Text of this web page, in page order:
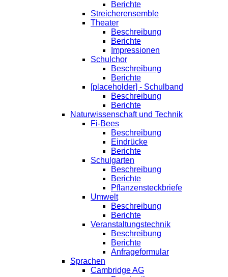
Berichte
Streicherensemble
Theater
Beschreibung
Berichte
Impressionen
Schulchor
Beschreibung
Berichte
[placeholder] - Schulband
Beschreibung
Berichte
Naturwissenschaft und Technik
Fi-Bees
Beschreibung
Eindrücke
Berichte
Schulgarten
Beschreibung
Berichte
Pflanzensteckbriefe
Umwelt
Beschreibung
Berichte
Veranstaltungstechnik
Beschreibung
Berichte
Anfrageformular
Sprachen
Cambridge AG